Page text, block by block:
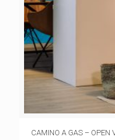
CAMINO A GAS – OPEN